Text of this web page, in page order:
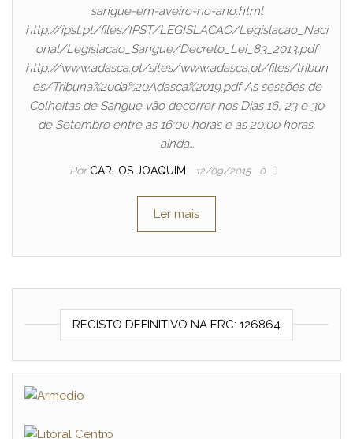
sangue-em-aveiro-no-ano.html
http://ipst.pt/files/IPST/LEGISLACAO/Legislacao_Naci
onal/Legislacao_Sangue/Decreto_Lei_83_2013.pdf
http://www.adasca.pt/sites/www.adasca.pt/files/tribun
es/Tribuna%20da%20Adasca%2019.pdf As sessões de
Colheitas de Sangue vão decorrer nos Dias 16, 23 e 30
de Setembro entre as 16:00 horas e as 20:00 horas,
ainda…
Por CARLOS JOAQUIM 12/09/2015 0
Ler mais
REGISTO DEFINITIVO NA ERC: 126864